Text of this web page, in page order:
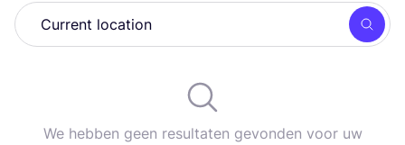
Zoek
We hebben geen resultaten gevonden voor uw